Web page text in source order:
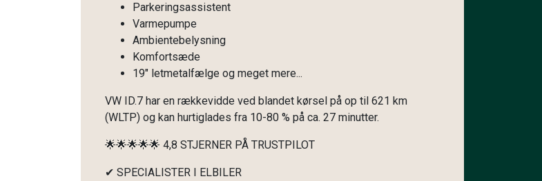
Parkeringsassistent
Varmepumpe
Ambientebelysning
Komfortsæde
19" letmetalfælge og meget mere...
VW ID.7 har en rækkevidde ved blandet kørsel på op til 621 km
(WLTP) og kan hurtiglades fra 10-80 % på ca. 27 minutter.
🌟🌟🌟🌟🌟 4,8 STJERNER PÅ TRUSTPILOT
✔ SPECIALISTER I ELBILER